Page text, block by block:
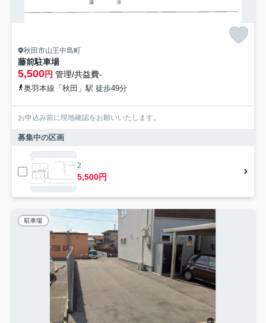
秋田市山王中島町
藤前駐車場
5,500円 管理/共益費-
奥羽本線「秋田」駅 徒歩49分
お申込み前に現地確認をお願いいたします。
募集中の区画
2
5,500円
駐車場